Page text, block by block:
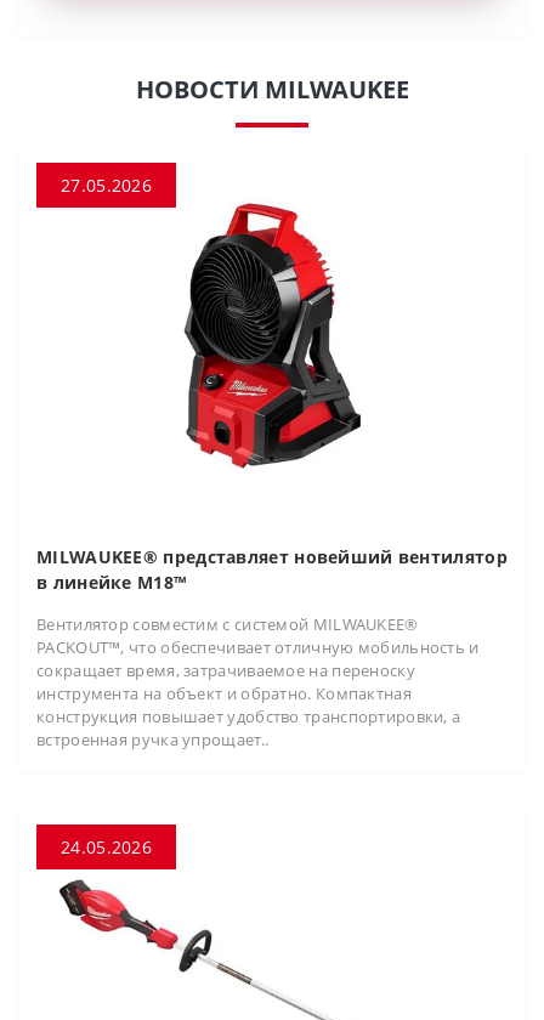
НОВОСТИ MILWAUKEE
27.05.2026
MILWAUKEE® представляет новейший вентилятор
в линейке M18™
Вентилятор совместим с системой MILWAUKEE®
PACKOUT™, что обеспечивает отличную мобильность и
сокращает время, затрачиваемое на переноску
инструмента на объект и обратно. Компактная
конструкция повышает удобство транспортировки, а
встроенная ручка упрощает..
24.05.2026